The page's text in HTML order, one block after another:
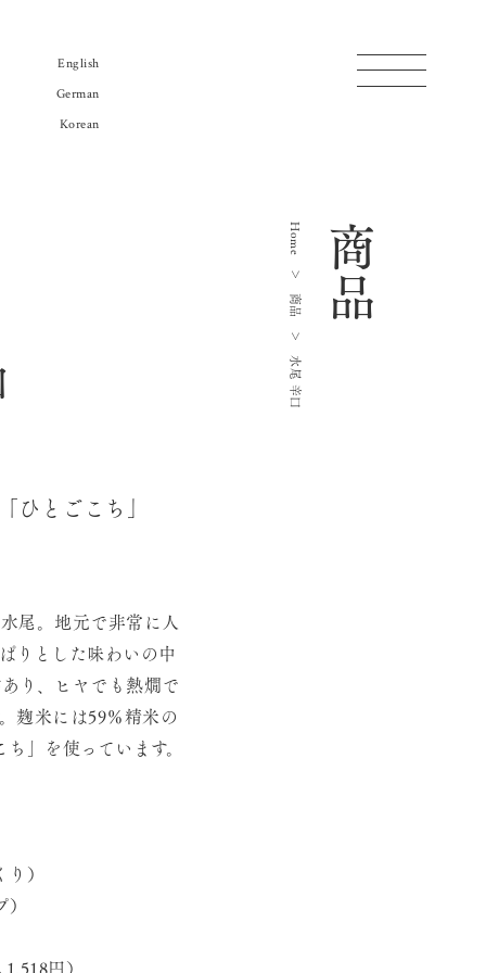
English
German
Korean
販売店リスト
水尾地酒ツーリズム
水尾ニュース
商品
Home
＞
商品
＞
水尾 辛口
とごこち」
尾。地元で非常に人
りとした味わいの中
り、ヒヤでも熱燗で
麹米には59％精米の
」を使っています。
）